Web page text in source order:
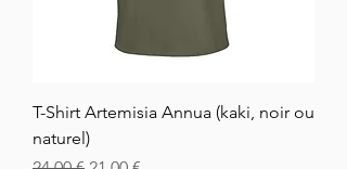
T-Shirt Artemisia Annua (kaki, noir ou
naturel)